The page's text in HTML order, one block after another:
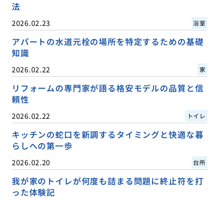
法
2026.02.23 浴室
アパートの水道元栓の場所を特定するための基礎
知識
2026.02.22 家
リフォームの専門家が語る格安モデルの品質と信
頼性
2026.02.22 トイレ
キッチンの蛇口を新調するタイミングと快適な暮
らしへの第一歩
2026.02.20 台所
我が家のトイレが何度も詰まる問題に終止符を打
った体験記